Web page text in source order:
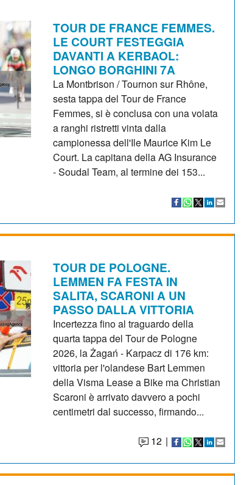
TOUR DE FRANCE FEMMES.
LE COURT FESTEGGIA
DAVANTI A KERBAOL:
LONGO BORGHINI 7A
La Montbrison / Tournon sur Rhône,
sesta tappa del Tour de France
Femmes, si è conclusa con una volata
a ranghi ristretti vinta dalla
campionessa dell'Ile Maurice Kim Le
Court. La capitana della AG Insurance
- Soudal Team, al termine dei 153...
TOUR DE POLOGNE.
LEMMEN FA FESTA IN
SALITA, SCARONI A UN
PASSO DALLA VITTORIA
Incertezza fino al traguardo della
quarta tappa del Tour de Pologne
2026, la Żagań - Karpacz di 176 km:
vittoria per l'olandese Bart Lemmen
della Visma Lease a Bike ma Christian
Scaroni è arrivato davvero a pochi
centimetri dal successo, firmando...
12 |